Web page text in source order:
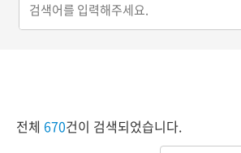
전체 670건이 검색되었습니다.